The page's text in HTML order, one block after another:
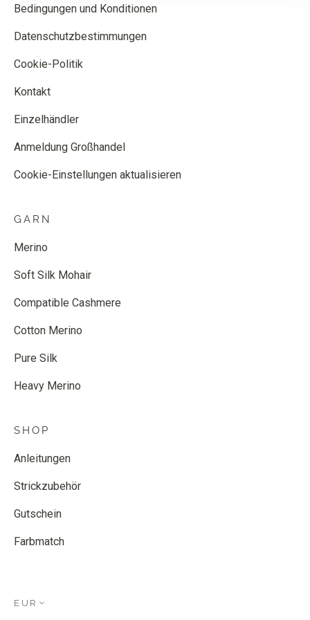
Bedingungen und Konditionen
Datenschutzbestimmungen
Cookie-Politik
Kontakt
Einzelhändler
Anmeldung Großhandel
Cookie-Einstellungen aktualisieren
GARN
Merino
Soft Silk Mohair
Compatible Cashmere
Cotton Merino
Pure Silk
Heavy Merino
SHOP
Anleitungen
Strickzubehör
Gutschein
Farbmatch
EUR